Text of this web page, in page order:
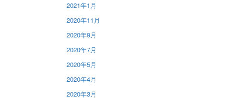
2021年1月
2020年11月
2020年9月
2020年7月
2020年5月
2020年4月
2020年3月